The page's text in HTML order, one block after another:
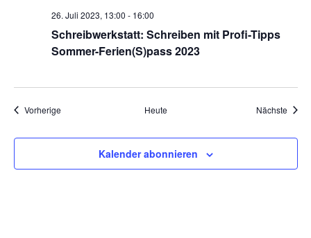
Schreibwerkstatt: Schreiben mit Profi-Tipps
Sommer-Ferien(S)pass 2023
26. Juli 2023, 13:00 - 16:00
VorherigeVeranstaltungen Heute Nächste
Kalender abonnieren